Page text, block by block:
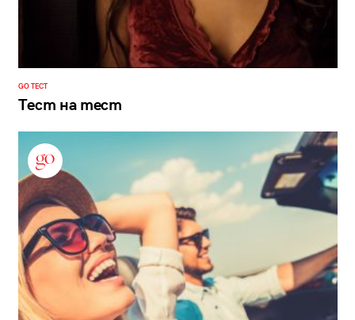
GO ТЕСТ
Тест на тест